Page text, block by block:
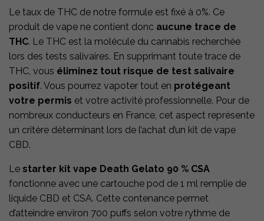
Le taux de THC de notre formule est fixé à 0%. Ce
produit de vape ne contient donc aucune trace de
THC. Le THC est la molécule du cannabis recherchée
lors des tests salivaires. En supprimant toute trace de
THC, vous éliminez tout risque de test salivaire
positif. Vous pourrez vapoter tout en protégeant
votre permis et votre activité professionnelle. Pour de
nombreux conducteurs en France, cet aspect représente
un critère déterminant lors de l’achat d’un kit de vape
CBD.
Le starter kit vape Death Gelato 90 % CSA
fonctionne avec une cartouche pod de 1 ml remplie de
liquide CBD et CSA. Cette contenance permet
d’atteindre environ 700 puffs selon votre rythme de